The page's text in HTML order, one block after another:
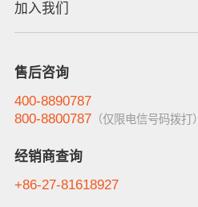
加入我们
售后咨询
400-8890787
800-8800787（仅限电信号码拨打）
经销商查询
+86-27-81618927